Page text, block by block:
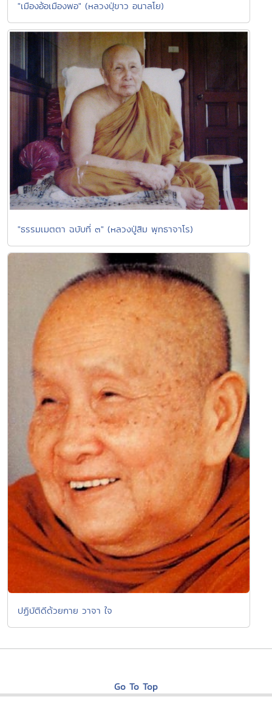
"เมืองอ้อเมืองพอ" (หลวงปุ่ขาว อนาลโย)
"ธรรมเมตตา ฉบับที่ ๓" (หลวงปู่สิม พุทธาจาโร)
ปฏิบัติดีด้วยกาย วาจา ใจ
Go To Top